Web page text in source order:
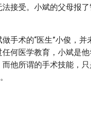
接受。小斌的父母报
手术的“医生”小俊，并
何医学教育，小斌是
他所谓的手术技能，